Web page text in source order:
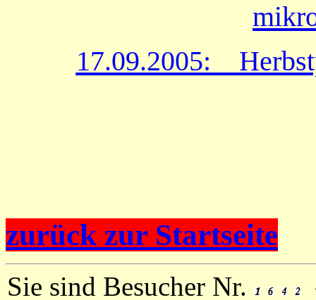
17.09.2005:
zurück zur Startseite
Sie sind Besucher Nr.